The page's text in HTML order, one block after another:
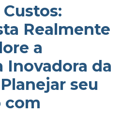
Realmente
a
Inovadora da
seu
com